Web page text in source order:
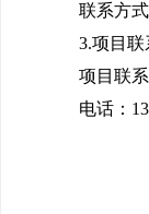
联系方式
3.项目
项目联
电话：